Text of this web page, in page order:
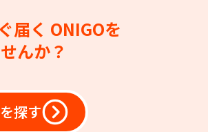
届く ONIGOを
んか？
探す